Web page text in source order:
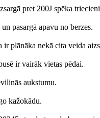
pret 200J spēka
pasargā apavu no berzes.
ir plānāka nekā cita veida
ir vairāk vietas pēdai.
aukstumu.
kažokādu.